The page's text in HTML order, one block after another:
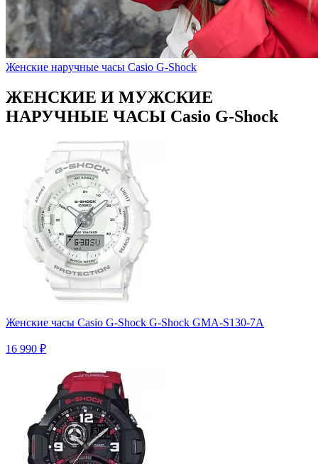
Женские наручные часы Casio G-Shock
ЖЕНСКИЕ И МУЖСКИЕ
НАРУЧНЫЕ ЧАСЫ Casio G-Shock
Женские часы Casio G-Shock G-Shock GMA-S130-7A
16 990 ₽